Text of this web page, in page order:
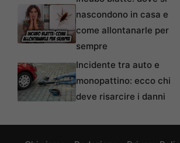
nascondono in casa e
come allontanarle per
sempre
Incidente tra auto e
monopattino: ecco chi
deve risarcire i danni